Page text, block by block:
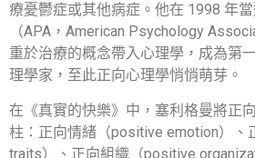
療憂鬱症或其他病症。他在 1998 年
（APA，American Psychology
重於治療的概念帶入心理學，成為第
理學家，至此正向心理學悄悄萌芽。
在《真實的快樂》中，塞利格曼將正
柱：正向情緒（positive emotion）、
traits）、正向組織（positive